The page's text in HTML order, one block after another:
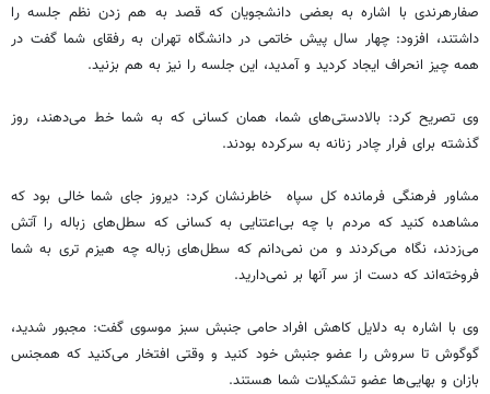
صفارهرندی با اشاره به بعضی دانشجویان که قصد به هم زدن نظم جلسه را
داشتند، افزود: چهار سال پیش خاتمی در دانشگاه تهران به رفقای شما گفت در
همه چیز انحراف ایجاد کردید و آمدید، این جلسه را نیز به هم بزنید.
وی تصریح کرد: بالادستی‌های شما، همان کسانی که به شما خط می‌دهند، روز
گذشته برای فرار چادر زنانه به سرکرده بودند.
مشاور فرهنگی فرمانده کل سپاه خاطرنشان کرد: دیروز جای شما خالی بود که
مشاهده کنید که مردم با چه بی‌اعتنایی به کسانی که سطل‌های زباله را آتش
می‌زدند، نگاه می‌کردند و من نمی‌دانم که سطل‌های زباله چه هیزم تری به شما
فروخته‌اند که دست از سر آنها بر نمی‌دارید.
وی با اشاره به دلایل کاهش افراد حامی جنبش سبز موسوی گفت: مجبور شدید،
گوگوش تا سروش را عضو جنبش خود کنید و وقتی افتخار می‌کنید که همجنس
بازان و بها‌یی‌ها عضو تشکیلات شما هستند.